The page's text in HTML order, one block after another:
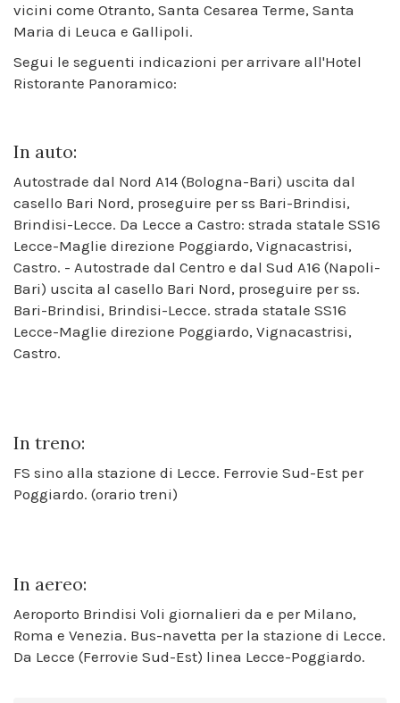
vicini come Otranto, Santa Cesarea Terme, Santa
Maria di Leuca e Gallipoli.
Segui le seguenti indicazioni per arrivare all'Hotel
Ristorante Panoramico:
In auto:
Autostrade dal Nord A14 (Bologna-Bari) uscita dal
casello Bari Nord, proseguire per ss Bari-Brindisi,
Brindisi-Lecce. Da Lecce a Castro: strada statale SS16
Lecce-Maglie direzione Poggiardo, Vignacastrisi,
Castro. - Autostrade dal Centro e dal Sud A16 (Napoli-
Bari) uscita al casello Bari Nord, proseguire per ss.
Bari-Brindisi, Brindisi-Lecce. strada statale SS16
Lecce-Maglie direzione Poggiardo, Vignacastrisi,
Castro.
In treno:
FS sino alla stazione di Lecce. Ferrovie Sud-Est per
Poggiardo. (orario treni)
In aereo:
Aeroporto Brindisi Voli giornalieri da e per Milano,
Roma e Venezia. Bus-navetta per la stazione di Lecce.
Da Lecce (Ferrovie Sud-Est) linea Lecce-Poggiardo.